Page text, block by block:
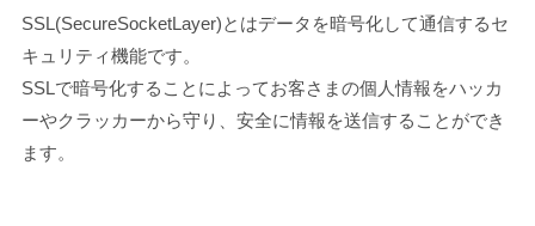
SSL(SecureSocketLayer)とはデータを暗号化して通信するセ
キュリティ機能です。
SSLで暗号化することによってお客さまの個人情報をハッカ
ーやクラッカーから守り、安全に情報を送信することができ
ます。